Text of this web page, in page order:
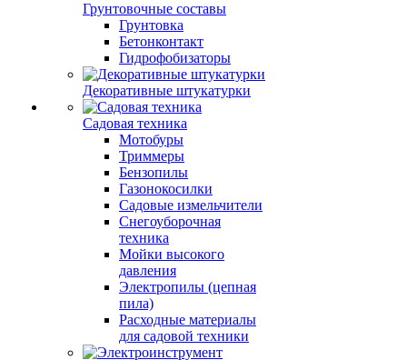
Грунтовочные составы
Грунтовка
Бетонконтакт
Гидрофобизаторы
Декоративные штукатурки
Садовая техника
Мотобуры
Триммеры
Бензопилы
Газонокосилки
Садовые измельчители
Снегоуборочная
техника
Мойки высокого
давления
Электропилы (цепная
пила)
Расходные материалы
для садовой техники